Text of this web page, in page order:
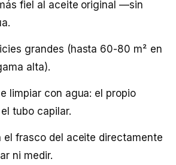
fiel al aceite original —sin
grandes (hasta 60-80 m² en
alta).
limpiar con agua: el propio
tubo capilar.
el frasco del aceite directamente
ni medir.